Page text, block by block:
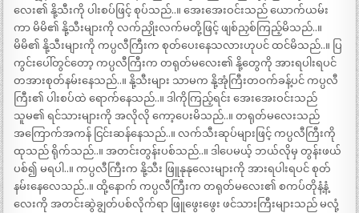
လေး၏ နို့သီးကို ပါးစပ်ဖြင့် စုပ်သည်..။ အေးအေးဝင်းသည် ယောက်ယမ်း
ကာ မိမိ၏ နို့သီးများကို လက်ညှိုးလက်မတို့ဖြင့် ဖျစ်ညှစ်ကြည့်မိသည်..။
မိမိ၏ နို့သီးများကို ကပ္ပလီကြီးက စုတ်ပေးနေသလားဟုပင် ထင်မိသည်..။ ပြ
ကွင်းပေါ်တွင်တော့ ကပ္ပလီကြီးက တရုတ်မလေး၏ နို့တွေကို အားရပါးရပင်
တအားစုတ်နမ်းနေသည်..။ နို့သီးများ သာမက နို့အုံကြီးတဝက်ခန့်ပင် ကပ္ပလီ
ကြီး၏ ပါးစပ်ထဲ ရောက်နေသည်..။ ဒါကိုကြည့်ရင်း အေးအေးဝင်းသည်
သူမ၏ ရင်သားများကို အလိုလို ကော့ပေးမိသည်..။ တရုတ်မလေးသည်
အကြောက်အကန် ငြင်းဆန်နေသည်..။ လက်သီးဆုပ်များဖြင့် ကပ္ပလီကြီးကို
ထုသည် ရိုက်သည်..။ အတင်းတွန်းပစ်သည်..။ ဒါပေမယ့် ဘယ်လိုမှ တွန်းဖယ်
ပစ်၍ မရပါ..။ ကပ္ပလီကြီးက နို့သီး ဖြူနုနုလေးများကို အားရပါးရပင် စုတ်
နမ်းနေလေသည်..။ ထို့နောက် ကပ္ပလီကြီးက တရုတ်မလေး၏ စကပ်တိုနံ့နံ့
လေးကို အတင်းဆွဲချွတ်ပစ်လိုက်ရာ ဖြူဖွေးဖွေး ဖင်သားကြီးများသည် မလုံ့